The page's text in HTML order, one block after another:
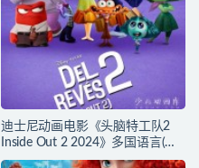
迪士尼动画电影《头脑特工队2
Inside Out 2 2024》多国语言(含
国语)+多国字幕(含中文) 官方纯净